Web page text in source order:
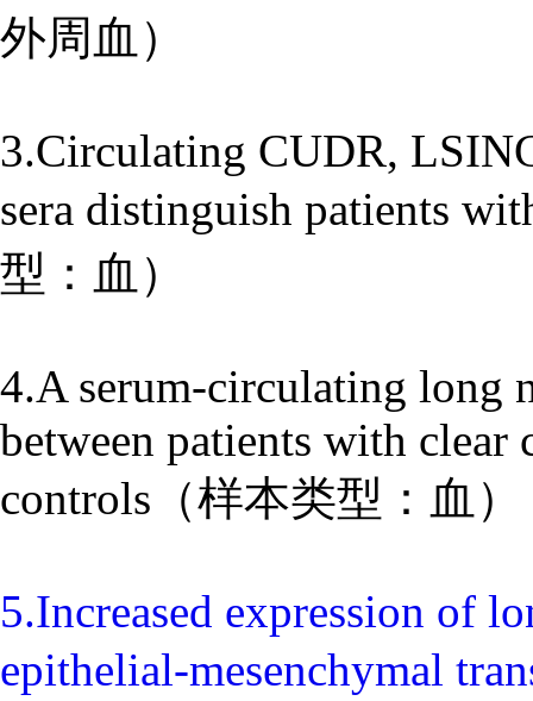
外周血）
3.Circulating CUDR,
sera distinguish patients
型：血）
4.A serum-circulating long
between patients with clear
controls（样本类型：血）
5.Increased expression of
epithelial-mesenchymal